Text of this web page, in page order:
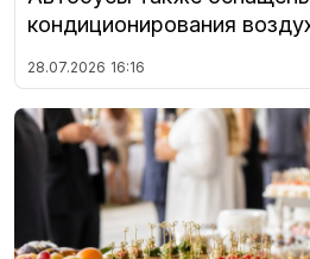
кондиционирования
28.07.2026 16:16